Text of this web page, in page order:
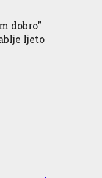
dobro”
ljeto